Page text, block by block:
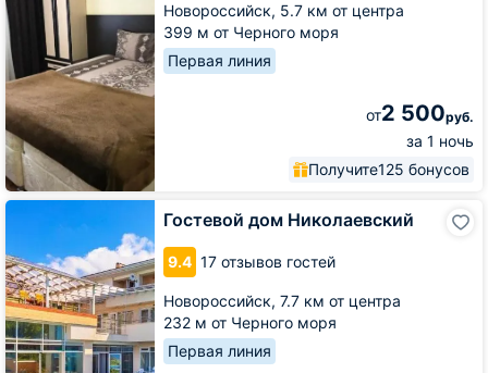
Новороссийск, 5.7 км от центра
399 м от Черного моря
Первая линия
от2 500руб.
за 1 ночь
Получите125 бонусов
Гостевой дом Николаевский
9.4 17 отзывов гостей
Новороссийск, 7.7 км от центра
232 м от Черного моря
Первая линия
Гостевой
Николаевский